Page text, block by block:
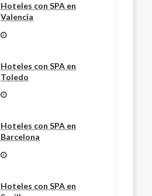
Hoteles con SPA en
Valencia
Hoteles con SPA en
Toledo
Hoteles con SPA en
Barcelona
Hoteles con SPA en